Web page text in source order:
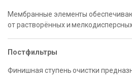
Мембранные элементы
от растворённых и
Постфильтры
Финишная ступень очистки